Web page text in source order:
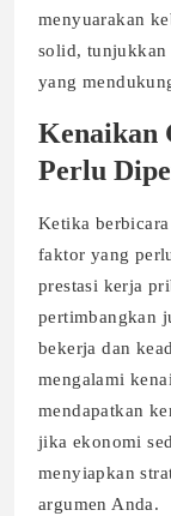
menyuarakan
solid, tunjukkan
yang
Kenaikan
Perlu
Ketika
faktor yang
prestasi kerja
pertimbangkan
bekerja dan
mengalami
mendapatkan
jika ekonomi
menyiapkan
argumen Anda.